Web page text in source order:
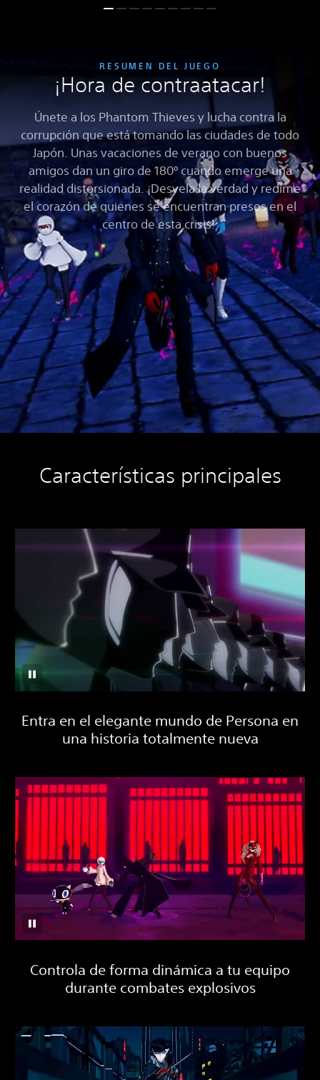
RESUMEN DEL JUEGO
¡Hora de contraatacar!
Únete a los Phantom Thieves y lucha contra la
corrupción que está tomando las ciudades de todo
Japón. Unas vacaciones de verano con buenos
amigos dan un giro de 180º cuando emerge una
realidad distorsionada. ¡Desvela la verdad y redime
el corazón de quienes se encuentran presos en el
centro de esta crisis!
Características principales
Entra en el elegante mundo de Persona en
una historia totalmente nueva
Controla de forma dinámica a tu equipo
durante combates explosivos